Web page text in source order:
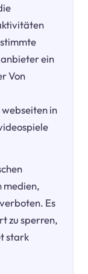
ein
Von
in
medien,
Es
zu sperren,
stark